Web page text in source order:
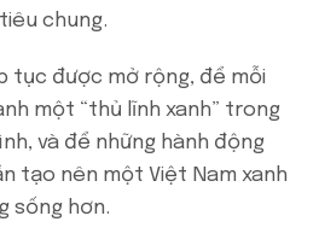
chung.
tục được mở rộng, để mỗi
một “thủ lĩnh xanh” trong
và để những hành động
tạo nên một Việt Nam xanh
sống hơn.